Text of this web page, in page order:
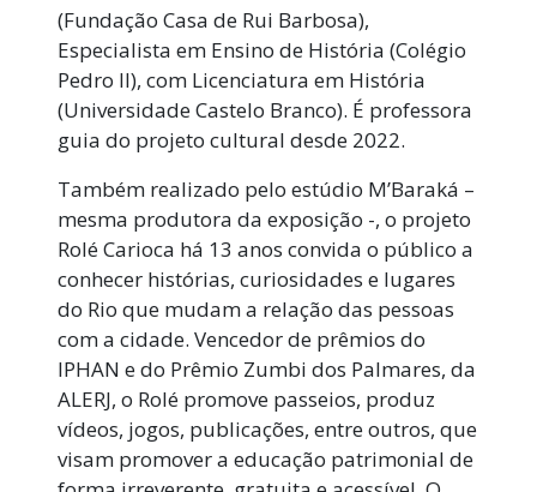
(Fundação Casa de Rui Barbosa),
Especialista em Ensino de História (Colégio
Pedro II), com Licenciatura em História
(Universidade Castelo Branco). É professora
guia do projeto cultural desde 2022.
Também realizado pelo estúdio M’Baraká –
mesma produtora da exposição -, o projeto
Rolé Carioca há 13 anos convida o público a
conhecer histórias, curiosidades e lugares
do Rio que mudam a relação das pessoas
com a cidade. Vencedor de prêmios do
IPHAN e do Prêmio Zumbi dos Palmares, da
ALERJ, o Rolé promove passeios, produz
vídeos, jogos, publicações, entre outros, que
visam promover a educação patrimonial de